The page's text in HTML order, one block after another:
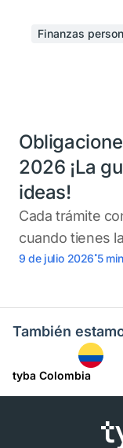
Finanzas
2026 ¡La
ideas!
Cada trámite
cuando tienes
9 de julio 2026.5 min
También
tyba Colombia